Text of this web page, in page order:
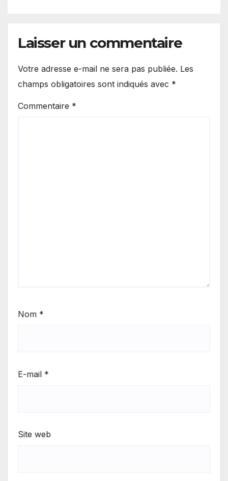
Laisser un commentaire
Votre adresse e-mail ne sera pas publiée. Les
champs obligatoires sont indiqués avec *
Commentaire *
Nom *
E-mail *
Site web